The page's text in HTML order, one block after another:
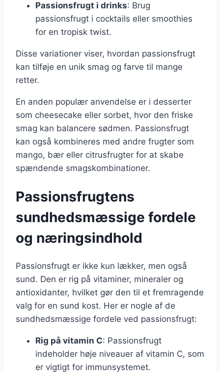
Passionsfrugt i drinks: Brug
passionsfrugt i cocktails eller smoothies
for en tropisk twist.
Disse variationer viser, hvordan passionsfrugt
kan tilføje en unik smag og farve til mange
retter.
En anden populær anvendelse er i desserter
som cheesecake eller sorbet, hvor den friske
smag kan balancere sødmen. Passionsfrugt
kan også kombineres med andre frugter som
mango, bær eller citrusfrugter for at skabe
spændende smagskombinationer.
Passionsfrugtens
sundhedsmæssige fordele
og næringsindhold
Passionsfrugt er ikke kun lækker, men også
sund. Den er rig på vitaminer, mineraler og
antioxidanter, hvilket gør den til et fremragende
valg for en sund kost. Her er nogle af de
sundhedsmæssige fordele ved passionsfrugt:
Rig på vitamin C: Passionsfrugt
indeholder høje niveauer af vitamin C, som
er vigtigt for immunsystemet.